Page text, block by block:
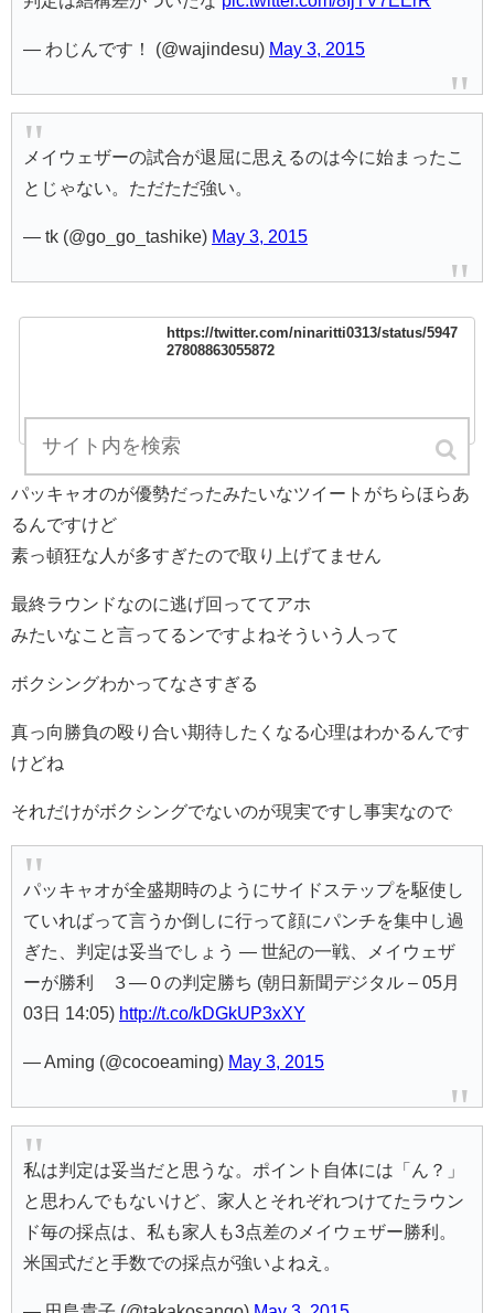
— わじんです！ (@wajindesu) May 3, 2015
メイウェザーの試合が退屈に思えるのは今に始まったこ
とじゃない。ただただ強い。
— tk (@go_go_tashike) May 3, 2015
https://twitter.com/ninaritti0313/status/5947
27808863055872
twitter.com
パッキャオのが優勢だったみたいなツイートがちらほらあ
るんですけど
素っ頓狂な人が多すぎたので取り上げてません
最終ラウンドなのに逃げ回っててアホ
みたいなこと言ってるンですよねそういう人って
ボクシングわかってなさすぎる
真っ向勝負の殴り合い期待したくなる心理はわかるんです
けどね
それだけがボクシングでないのが現実ですし事実なので
パッキャオが全盛期時のようにサイドステップを駆使し
ていればって言うか倒しに行って顔にパンチを集中し過
ぎた、判定は妥当でしょう — 世紀の一戦、メイウェザ
ーが勝利 ３―０の判定勝ち (朝日新聞デジタル – 05月
03日 14:05) http://t.co/kDGkUP3xXY
— Aming (@cocoeaming) May 3, 2015
私は判定は妥当だと思うな。ポイント自体には「ん？」
と思わんでもないけど、家人とそれぞれつけてたラウン
ド毎の採点は、私も家人も3点差のメイウェザー勝利。
米国式だと手数での採点が強いよねえ。